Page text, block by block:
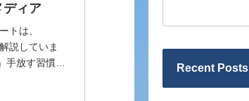
ディア
トは、
説していま
手放す習慣を
Recent Posts